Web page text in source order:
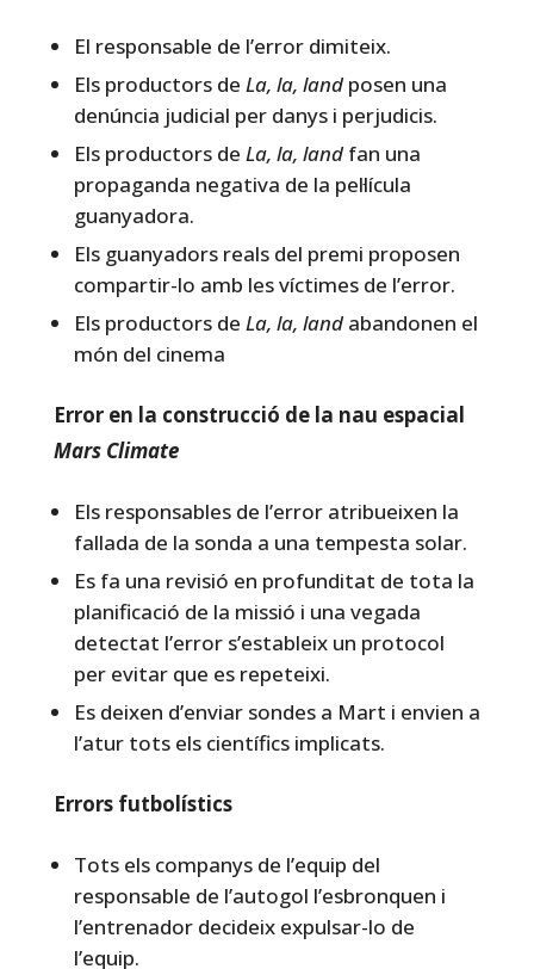
El responsable de l’error dimiteix.
Els productors de La, la, landposen una
denúncia judicial per danys i perjudicis.
Els productors de La, la, landfan una
propaganda negativa de la pel·lícula
guanyadora.
Els guanyadors reals del premi proposen
compartir-lo amb les víctimes de l’error.
Els productors de La, la, landabandonen el
món del cinema
Error en la construcció de la nau espacial
Mars Climate
Els responsables de l’error atribueixen la
fallada de la sonda a una tempesta solar.
Es fa una revisió en profunditat de tota la
planificació de la missió i una vegada
detectat l’error s’estableix un protocol
per evitar que es repeteixi.
Es deixen d’enviar sondes a Mart i envien a
l’atur tots els científics implicats.
Errors futbolístics
Tots els companys de l’equip del
responsable de l’autogol l’esbronquen i
l’entrenador decideix expulsar-lo de
l’equip.